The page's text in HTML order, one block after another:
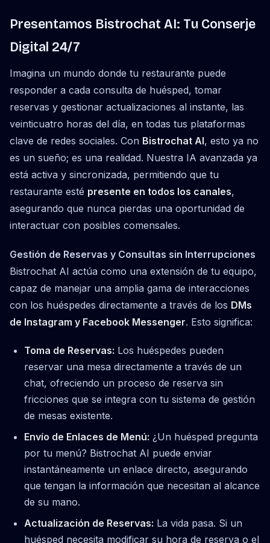
Presentamos Bistrochat AI: Tu Conserje
Digital 24/7
Imagina un mundo donde tu restaurante puede
responder a cada consulta de huésped, tomar
reservas y gestionar actualizaciones al instante, las
veinticuatro horas del día, en todas tus plataformas
clave de redes sociales. Con Bistrochat AI, esto ya no
es un sueño; es una realidad. Nuestra IA avanzada ya
está activa y sincronizada, permitiendo que tu
restaurante esté presente en todos los canales,
asegurando que nunca pierdas una oportunidad de
interactuar con posibles comensales.
Gestión de Reservas y Consultas sin Interrupciones
Bistrochat AI actúa como una extensión de tu equipo,
capaz de manejar una amplia gama de interacciones
con los huéspedes directamente a través de los DMs
de Instagram y Facebook Messenger. Esto significa:
Toma de Reservas: Los huéspedes pueden
reservar una mesa directamente a través de un
chat, ofreciendo un proceso de reserva sin
fricciones que se integra con tu sistema de gestión
de mesas existente.
Envío de Enlaces de Menú: ¿Un huésped pregunta
por tu menú? Bistrochat AI puede enviar
instantáneamente un enlace directo, asegurando
que tengan la información que necesitan al alcance
de su mano.
Actualización de Reservas: La vida pasa. Si un
huésped necesita modificar su hora de reserva o el